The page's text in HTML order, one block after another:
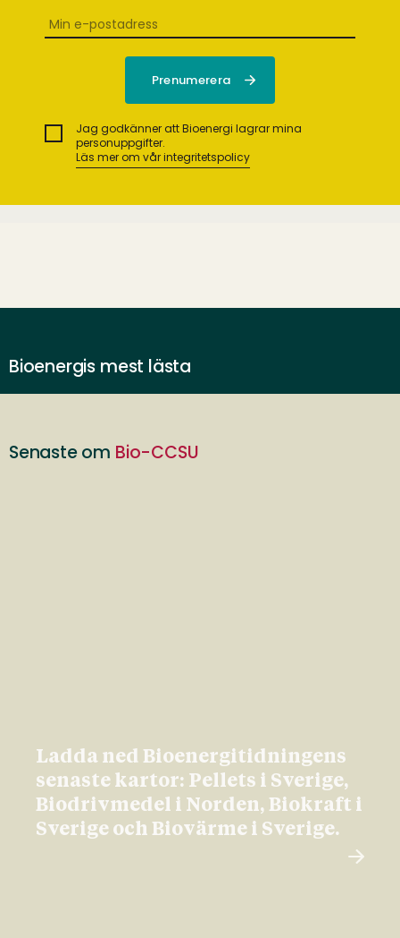
Jag godkänner att Bioenergi lagrar mina
personuppgifter.
Läs mer om vår integritetspolicy
Bioenergis mest lästa
Senaste om Bio-CCSU
Ladda ned Bioenergitidningens
senaste kartor: Pellets i Sverige,
Biodrivmedel i Norden, Biokraft i
Sverige och Biovärme i Sverige.